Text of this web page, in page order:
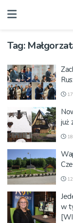
Tag:
17
już
18
12
w